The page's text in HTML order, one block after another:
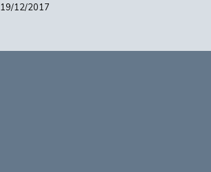
19/12/2017